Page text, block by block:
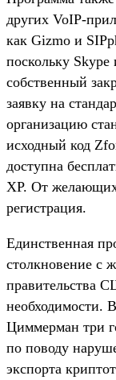
других VoIP-
как Gizmo и
поскольку Skype
собственный
заявку на
организацию
исходный код
доступна
XP. От желающих
регистрация.
Единственная
столкновение с
правительства
необходимости.
Циммерман три
по поводу
экспорта